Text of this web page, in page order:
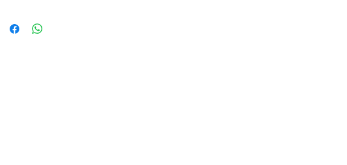
Projeto Mulheres da Floresta